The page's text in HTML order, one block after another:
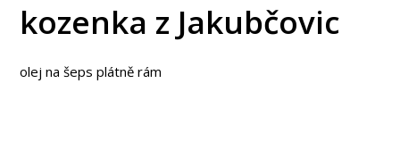
kozenka z Jakubčovic
olej na šeps plátně rám